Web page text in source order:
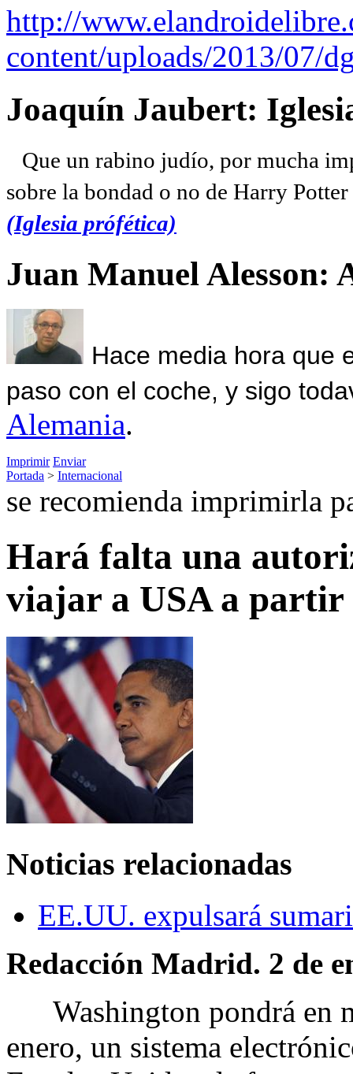
http://
content/uploads/2013/07/
Joaquín Jaubert:
Que un rabino judío, por mucha
sobre la bondad o no de Harry
(Iglesia prófética)
Juan Manuel Alesson:
Hace media hora que
paso con el coche, y sigo
Alemania.
Imprimir Enviar
Portada > Internacional
se recomienda imprimirla
Hará falta una
viajar a USA a partir
Noticias relacionadas
EE.UU. expulsará
Redacción Madrid. 2 de
Washington pondrá en
enero, un sistema